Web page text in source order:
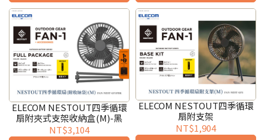
ELECOM NESTOUT四季循環
扇附夾式支架收納盒(M)-黑
NT$3,104
ELECOM NESTOUT四季循環
扇附支架
NT$1,904